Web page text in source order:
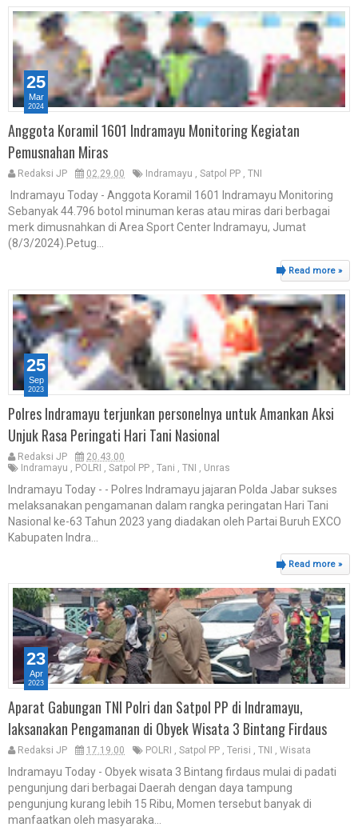
Anggota Koramil 1601 Indramayu Monitoring Kegiatan
Pemusnahan Miras
Redaksi JP 02.29.00 Indramayu , Satpol PP , TNI
Indramayu Today - Anggota Koramil 1601 Indramayu Monitoring
Sebanyak 44.796 botol minuman keras atau miras dari berbagai
merk dimusnahkan di Area Sport Center Indramayu, Jumat
(8/3/2024).Petug...
Read more »
25
Mar
2024
Polres Indramayu terjunkan personelnya untuk Amankan Aksi
Unjuk Rasa Peringati Hari Tani Nasional
Redaksi JP
20.43.00
Indramayu
POLRI Satpol PP Tani TNI Unras
Indramayu Today - - Polres Indramayu jajaran Polda Jabar sukses
melaksanakan pengamanan dalam rangka peringatan Hari Tani
Nasional ke-63 Tahun 2023 yang diadakan oleh Partai Buruh EXCO
Kabupaten Indra...
Read more »
25
Sep
2023
Aparat Gabungan TNI Polri dan Satpol PP di Indramayu,
laksanakan Pengamanan di Obyek Wisata 3 Bintang Firdaus
Redaksi JP 17.19.00 POLRI , Satpol PP , Terisi , TNI , Wisata
Indramayu Today - Obyek wisata 3 Bintang firdaus mulai di padati
pengunjung dari berbagai Daerah dengan daya tampung
pengunjung kurang lebih 15 Ribu, Momen tersebut banyak di
manfaatkan oleh masyaraka...
23
Apr
2023